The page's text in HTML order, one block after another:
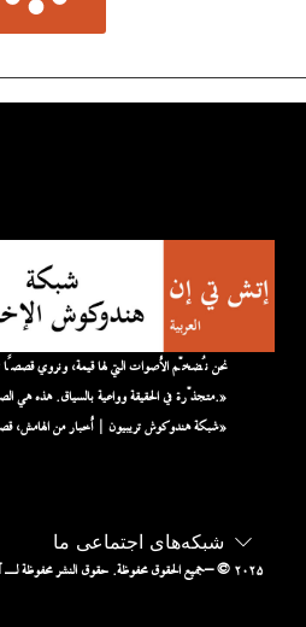
شبکه‌های اجتماعی ما
– © ۲۰۲۵جميع الحقوق محفوظة. حقوق النشر محفوظة لـ HTN العربية.
متجذّرة في الحقيقة وواعية بالسياق. هذه هي الصحافة من الهوامش.»
«شبكة هندوكوش تريبيون | أخبار من الهامش، قصص من المنبع»